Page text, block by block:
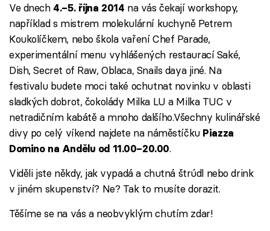
Ve dnech 4.–5. října 2014 na vás čekají workshopy,
například s mistrem molekulární kuchyně Petrem
Koukolíčkem, nebo škola vaření Chef Parade,
experimentální menu vyhlášených restaurací Saké,
Dish, Secret of Raw, Oblaca, Snails daya jiné. Na
festivalu budete moci také ochutnat novinku v oblasti
sladkých dobrot, čokolády Milka LU a Milka TUC v
netradičním kabátě a mnoho dalšího.Všechny kulinářské
divy po celý víkend najdete na náměstíčku Piazza
Domino na Andělu od 11.00–20.00.
Viděli jste někdy, jak vypadá a chutná štrúdl nebo drink
v jiném skupenství? Ne? Tak to musíte dorazit.
Těšíme se na vás a neobvyklým chutím zdar!